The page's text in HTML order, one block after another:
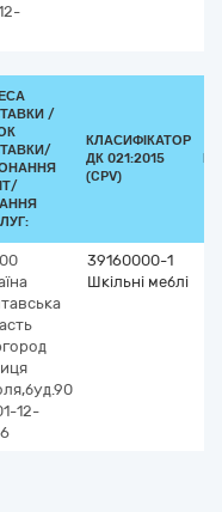
/
КЛАСИФІКАТОР
ДК 021:2015
(CPV)
12-
39160000-1
Шкільні меблі